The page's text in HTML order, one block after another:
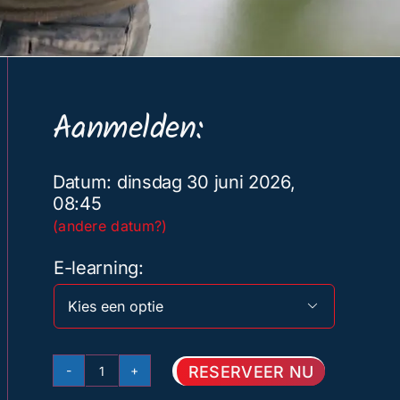
Aanmelden:
Datum: dinsdag 30 juni 2026,
08:45
(andere datum?)
E-learning

Basis
RESERVEER NU